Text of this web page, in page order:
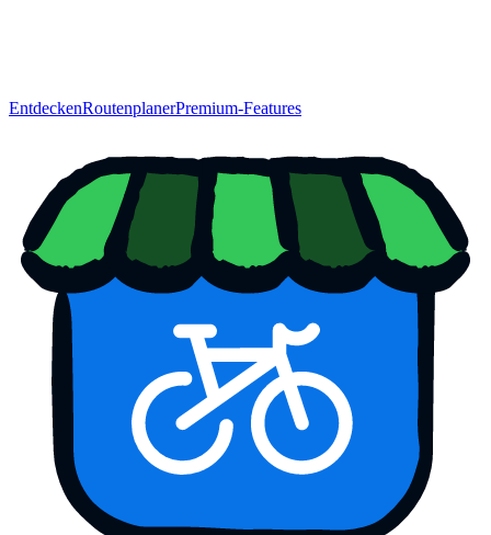
EntdeckenRoutenplanerPremium-Features